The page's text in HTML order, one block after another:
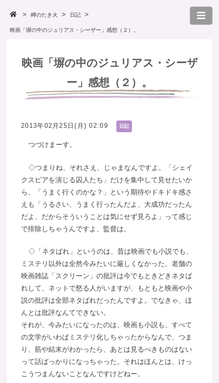
岬のたき火 日記
映画「塀の中のジュリアス・シーザー」感想（２）。
映画「塀の中のジュリアス・シーザ
ー」感想（２）。
2013年02月25日(月) 02:09 日記
つづけまーす。
◇つまりね、それさえ、じゃまなんですよ。「シェイ
クスピアを演じる囚人たち」だけを集中して見せたいか
ら、「うまく行くのかな？」という期待やドキドキ感さ
えも「うるさい、うまく行ったんだよ、大成功だったん
だよ、だからそういうことは気にせず見ろよ」って感じ
で排除しちゃうんですよ、監督は。
◇「ネタばれ」というのは、昔は映画でも小説でも、
ミステリ以外は全然今みたいに厳しくなかった。老舗の
映画雑誌「スクリーン」の批評は今でもときどきネタば
れして、ネットで怒る人がいますが、もともと映画や小
説の批評は全部ネタばれだったんですよ。でなきゃ、ほ
んとは批評なんてできない。
それが、今みたいになったのは、映画も小説も、すべて
の文学がいわばミステリ化しちゃったからなんで、つま
り、筋や結末がわかったら、あとは見るべきものはない
って話ばっかりになっちゃった。それはほんとは、けっ
こうつまんないことなんですけどねー。